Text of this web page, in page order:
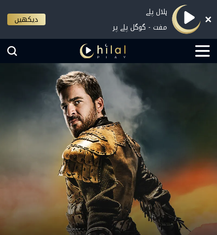
ہلال پلے
مفت - گوگل پلے پر
دیکھیں